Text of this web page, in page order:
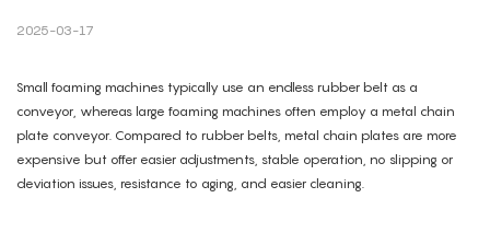
2025-03-17
Small foaming machines typically use an endless rubber belt as a
conveyor, whereas large foaming machines often employ a metal chain
plate conveyor. Compared to rubber belts, metal chain plates are more
expensive but offer easier adjustments, stable operation, no slipping or
deviation issues, resistance to aging, and easier cleaning.